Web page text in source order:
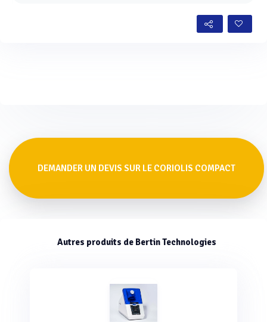
DEMANDER UN DEVIS SUR LE CORIOLIS COMPACT
Autres produits de Bertin Technologies